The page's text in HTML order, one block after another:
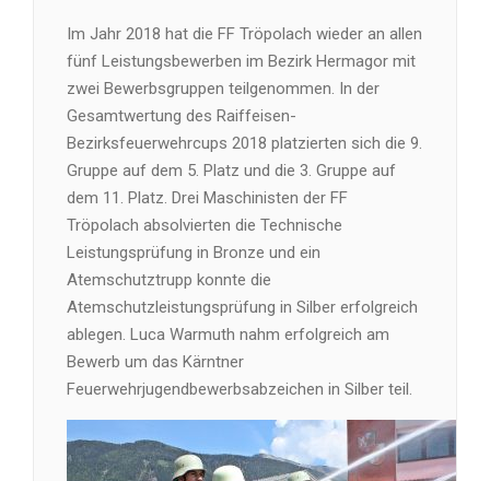
Im Jahr 2018 hat die FF Tröpolach wieder an allen
fünf Leistungsbewerben im Bezirk Hermagor mit
zwei Bewerbsgruppen teilgenommen. In der
Gesamtwertung des Raiffeisen-
Bezirksfeuerwehrcups 2018 platzierten sich die 9.
Gruppe auf dem 5. Platz und die 3. Gruppe auf
dem 11. Platz. Drei Maschinisten der FF
Tröpolach absolvierten die Technische
Leistungsprüfung in Bronze und ein
Atemschutztrupp konnte die
Atemschutzleistungsprüfung in Silber erfolgreich
ablegen. Luca Warmuth nahm erfolgreich am
Bewerb um das Kärntner
Feuerwehrjugendbewerbsabzeichen in Silber teil.